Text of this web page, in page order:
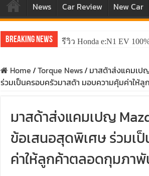
News Car Review New Car
Breaking News รีวิว Honda e:N1 EV
Home/Torque News/ มาสด้าส่งแคมเป
ร่วมเป็นครอบครัวมาสด้า มอบความคุ้มค่าให้
มาสด้าส่งแคมเปญ
ข้อเสนอสุดพิเศษ ร่วมเ
ค่าให้ลูกค้าตลอดกุมภา